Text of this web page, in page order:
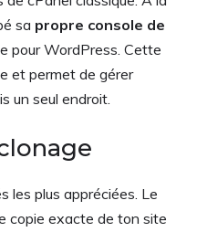
sa propre console de
pour WordPress. Cette
et permet de gérer
un seul endroit.
les plus appréciées. Le
copie exacte de ton site